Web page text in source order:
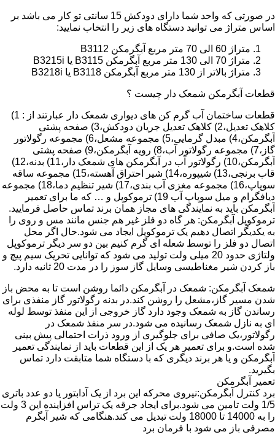
در صورتی که واحد شما دارای دودکش 15 سانتی تو کار می باشد بر
اساس متراژ می توانید دستگاه های زیر را انتخاب نمایید:
متراژ 60 الی 70 متر مربع آبگرمکن B3112
متراژ 70 الی 130 متر مربع آبگرمکن B3115 یا B3215i
متراژ بالاتر از 130 متر مربع آبگرمکن B3118 یا B3218i
قطعات آبگرمکن شمعک دار چیست ؟
قطعات ساختمان آب گرم کن های دیواری شمعک دار عبارتند از : 1)
کلاهک تعدیل،2) کلاهک تعدیل جریان دودکش،3) صفحه پشتی
آبگرمکن،4) مبدل گرمایی،5) مجموعه مشعل،6) مجموعه رگولاتور
گاز،7) مجموعه رگولاتور آب،8) رویه آبگرمکن،9) صفحه پشتی
آبگرمکن،10) رگولاتور آب در آبگرمکن های شمعک دار،11) بدنه،12)
قاب برنجی،13) شیپوره،14) شیر احتراق آهسته،15) مجموعه ساقه
سوپاپ،16) مجموعه مغزی آب بندی،17) شیر تنظیم دما،18) مجموعه
دیافگرام و میل سوپاپ آب 19) ترموکوپل و … که ما برای تعمیر
آبگرمکن باید به نمایندگی های مجاز همان برند تماس حاصل فرمایید.
ترموکوپل آبگرمکن: هر گاه دو فلز غیر هم جنس مانند مس و روی را
به یکدیگر اتصال دهیم یک ترموکوپل ایجاد می شود.حال اگر محل
اتصال دو فلز را توسط شعله ای گرم کنیم بین دو سر دیگر ترموکوپل
ولتاژی حدود 20 میلی ولت تولید می شود که توانایی تحریک سیم پیچ و
باز کردن شیر مغناطیسی وسایل گاز سوز را در مدت 20 ثانیه دارد.
شمعک آبگرمکن: شمعک در آبگرمکن دائما روشن است تا به محض باز
شدن مسیر گاز،مشعل را روشن کند.در بدنه رگولاتور گاز منفذی برای
رساندن گاز به شمعک وجود دارد گاز خروجی از این منفذ توسط لوله
ای به نازل شمعک رسانیده می شود.در سر منفذ شمعک در
رگولاتور،یک صافی برای جلوگیری از ورود ذرات احتمالی پیش بینی
شده است.و برای تعمیر هر یک از این قطعات باید از نمایندگی تعمیر
آبگرمکن و یا هر برند دیگری که با دستگاه شما متابقت دارد تماس
بگیرید.
تعمیر آبگرمکن
برد کنترل آبگرمکن:نیروی محرکه این برد از یک آدابتور یا دو عدد باتری
1/5 ولت تامین می شود.برای ایجاد جرقه یک تراس افزاینده این 3 ولت
را به 14000 تا 18000 ولت تبدیل می کند.هنگامی که شیر آبگرم
مصرفی باز می شود با فرمان برد